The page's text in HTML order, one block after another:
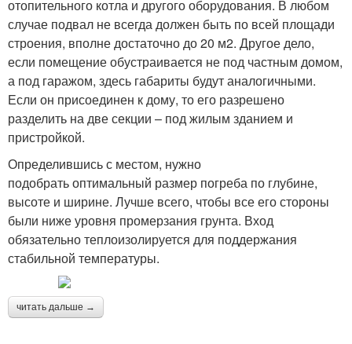
отопительного котла и другого оборудования. В любом
случае подвал не всегда должен быть по всей площади
строения, вполне достаточно до 20 м2. Другое дело,
если помещение обустраивается не под частным домом,
а под гаражом, здесь габариты будут аналогичными.
Если он присоединен к дому, то его разрешено
разделить на две секции – под жилым зданием и
пристройкой.
Определившись с местом, нужно
подобрать оптимальный размер погреба по глубине,
высоте и ширине. Лучше всего, чтобы все его стороны
были ниже уровня промерзания грунта. Вход
обязательно теплоизолируется для поддержания
стабильной температуры.
читать дальше →